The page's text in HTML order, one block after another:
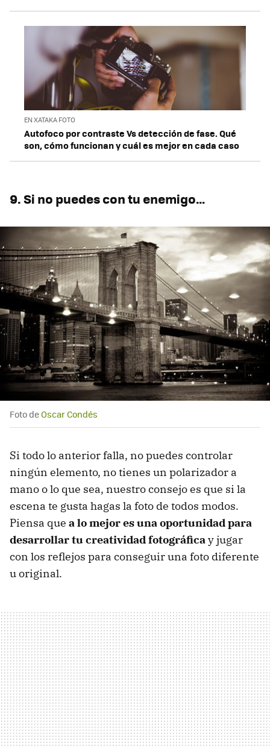
EN XATAKA FOTO
Autofoco por contraste Vs detección de fase. Qué
son, cómo funcionan y cuál es mejor en cada caso
9. Si no puedes con tu enemigo…
Foto deOscar Condés
Si todo lo anterior falla, no puedes controlar
ningún elemento, no tienes un polarizador a
mano o lo que sea, nuestro consejo es que si la
escena te gusta hagas la foto de todos modos.
Piensa que a lo mejor es una oportunidad para
desarrollar tu creatividad fotográficay jugar
con los reflejos para conseguir una foto diferente
u original.